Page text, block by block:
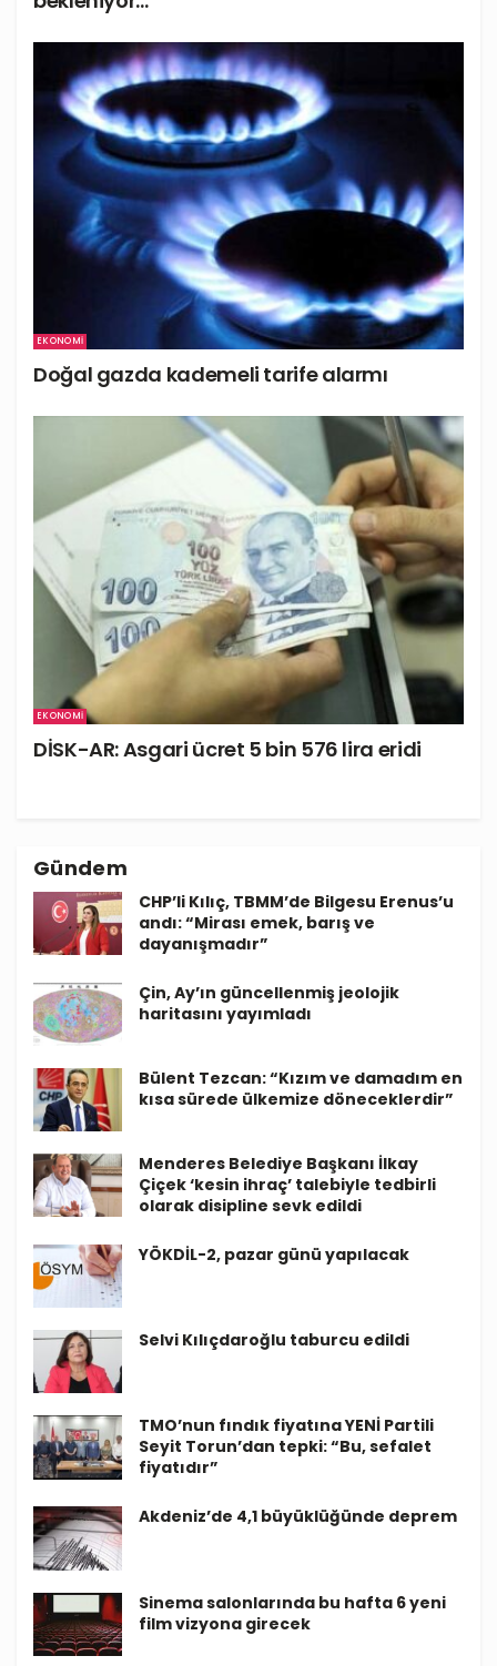
EKONOMI
Doğal gazda kademeli tarife alarmı
EKONOMI
DİSK-AR: Asgari ücret 5 bin 576 lira eridi
Gündem
CHP’li Kılıç, TBMM’de Bilgesu Erenus’u
andı: “Mirası emek, barış ve
dayanışmadır”
Çin, Ay’ın güncellenmiş jeolojik
haritasını yayımladı
Bülent Tezcan: “Kızım ve damadım en
kısa sürede ülkemize döneceklerdir”
Menderes Belediye Başkanı İlkay
Çiçek ‘kesin ihraç’ talebiyle tedbirli
olarak disipline sevk edildi
YÖKDİL-2, pazar günü yapılacak
Selvi Kılıçdaroğlu taburcu edildi
TMO’nun fındık fiyatına YENİ Partili
Seyit Torun’dan tepki: “Bu, sefalet
fiyatıdır”
Akdeniz’de 4,1 büyüklüğünde deprem
Sinema salonlarında bu hafta 6 yeni
film vizyona girecek